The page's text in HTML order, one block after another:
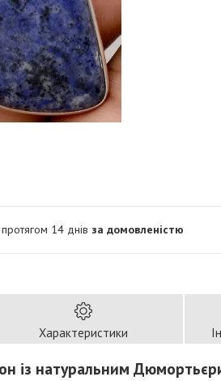
14 днів за домовленістю
Характеристики
із натуральним